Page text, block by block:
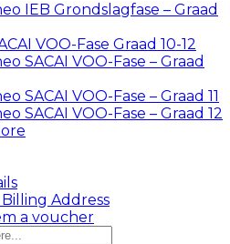
IEB Grondslagfase – Graad
VOO-Fase Graad 10-12
SACAI VOO-Fase – Graad
SACAI VOO-Fase – Graad 11
SACAI VOO-Fase – Graad 12
Address
a voucher